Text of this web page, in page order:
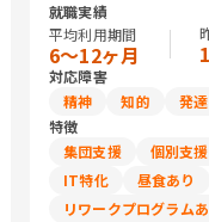
就職実績
平均利用期間
6〜12ヶ月
対応障害
精神
知的 発達
特徴
集団支援
個別支援
IT特化
昼食あり
リワークプログラム